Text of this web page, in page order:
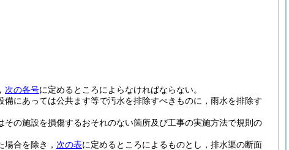
次の各号に定めるところによらなければならない。
にあっては公共ます等で汚水を排除すべきものに，雨水を排除す
の施設を損傷するおそれのない箇所及び工事の実施方法で規則の
合を除き， 次の表に定めるところによるものとし，排水渠の断面